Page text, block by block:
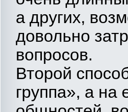
а других,
довольно
вопросов.
Второй
группа», а на